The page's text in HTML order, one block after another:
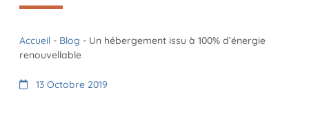
Accueil - Blog - Un hébergement issu à 100% d’énergie
renouvellable
13 Octobre 2019